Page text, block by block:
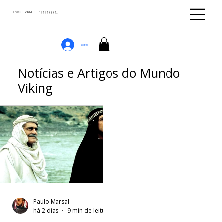
LIVROS VIKINGS · ᚢᛁᚴᛁᚴᛅᛒᛅᚴᛦ ·
Login
Notícias e Artigos do Mundo
Viking
Paulo Marsal
há 2 dias
9 min de leitura